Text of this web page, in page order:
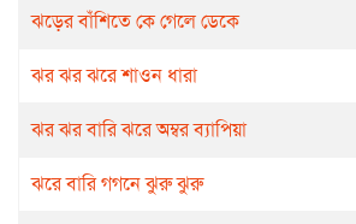
ঝড়ের বাঁশিতে কে গেলে ডেকে
ঝর ঝর ঝরে শাওন ধারা
ঝর ঝর বারি ঝরে অম্বর ব্যাপিয়া
ঝরে বারি গগনে ঝুরু ঝুরু